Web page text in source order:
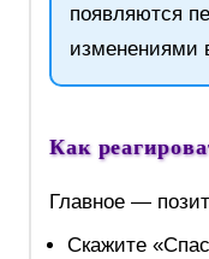
появляются
изменениями
Как
Главное —
Скажите